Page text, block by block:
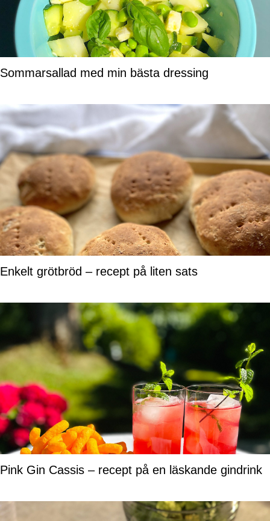
Sommarsallad med min bästa dressing
Enkelt grötbröd – recept på liten sats
Pink Gin Cassis – recept på en läskande gindrink